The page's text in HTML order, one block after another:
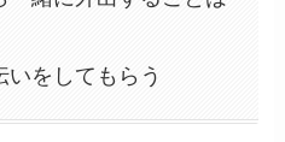
をしてもらう